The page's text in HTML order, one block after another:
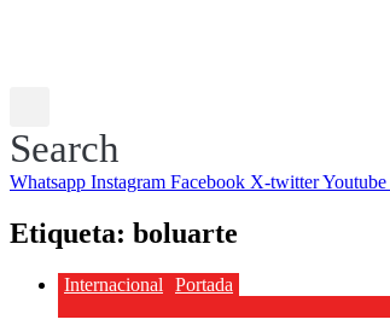
Search
Whatsapp Instagram Facebook X-twitterYoutube
Etiqueta: boluarte
Internacional Portada